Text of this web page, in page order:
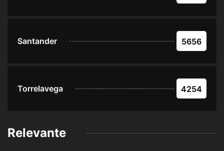
Santander 5656
Torrelavega 4254
Relevante